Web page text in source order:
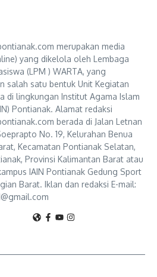
merupakan media
yang dikelola oleh Lembaga
(LPM ) WARTA, yang
salah satu bentuk Unit Kegiatan
di lingkungan Institut Agama Islam
Pontianak. Alamat redaksi
berada di Jalan Letnan
No. 19, Kelurahan Benua
Kecamatan Pontianak Selatan,
Provinsi Kalimantan Barat atau
IAIN Pontianak Gedung Sport
Barat. Iklan dan redaksi E-mail: